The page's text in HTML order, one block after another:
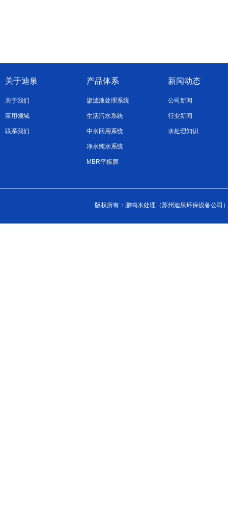
关于迪泉
关于我们
应用领域
联系我们
产品体系
渗滤液处理系统
生活污水系统
中水回用系统
净水纯水系统
MBR平板膜
新闻动态
公司新闻
行业新闻
水处理知识
版权所有：鹏鸣水处理（苏州迪泉环保设备公